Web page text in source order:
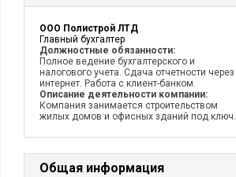
ООО Полистрой ЛТД
Главный бухгалтер
Должностные обязанности:
Полное ведение бухгалтерского и
налогового учета. Сдача отчетности через
интернет. Работа с клиент-банком.
Описание деятельности компании:
Компания занимается строительством
жилых домов и офисных зданий под ключ.
Общая информация